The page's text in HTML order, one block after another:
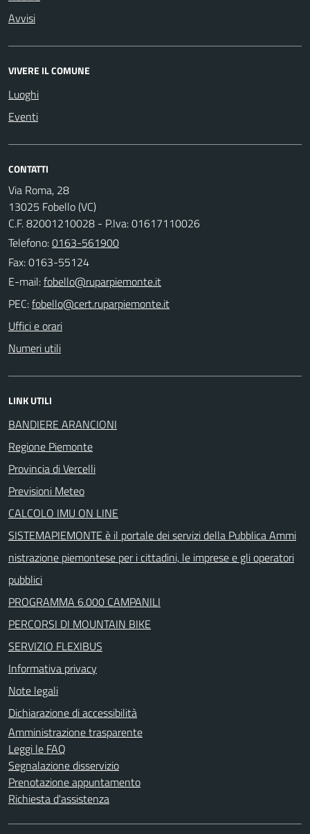
Avvisi
VIVERE IL COMUNE
Luoghi
Eventi
CONTATTI
Via Roma, 28
13025 Fobello (VC)
C.F. 82001210028 - P.Iva: 01617110026
Telefono:0163-561900
Fax: 0163-55124
E-mail:
PEC:
Uffici e orari
Numeri utili
LINK UTILI
BANDIERE ARANCIONI
Regione Piemonte
Provincia di Vercelli
Previsioni Meteo
CALCOLO IMU ON LINE
SISTEMAPIEMONTE è il portale dei servizi della Pubblica Ammi
nistrazione piemontese per i cittadini, le imprese e gli operatori
pubblici
PROGRAMMA 6.000 CAMPANILI
PERCORSI DI MOUNTAIN BIKE
SERVIZIO FLEXIBUS
Informativa privacy
Note legali
Dichiarazione di accessibilità
Amministrazione trasparente
Leggi le FAQ
Segnalazione disservizio
Prenotazione appuntamento
Richiesta d'assistenza